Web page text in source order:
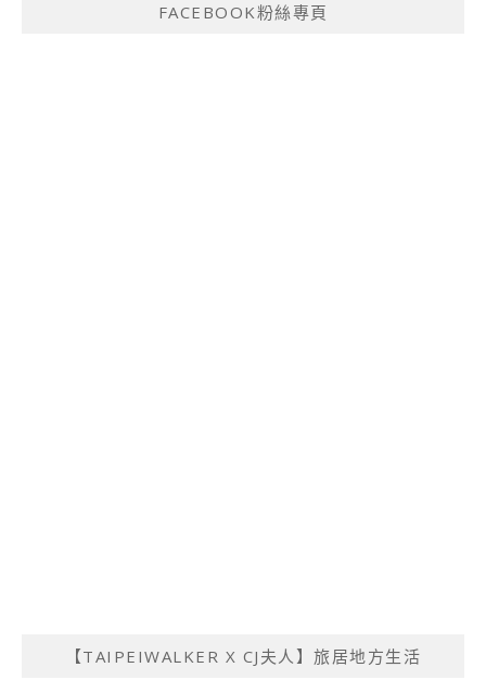
FACEBOOK粉絲專頁
【TAIPEIWALKER X CJ夫人】旅居地方生活